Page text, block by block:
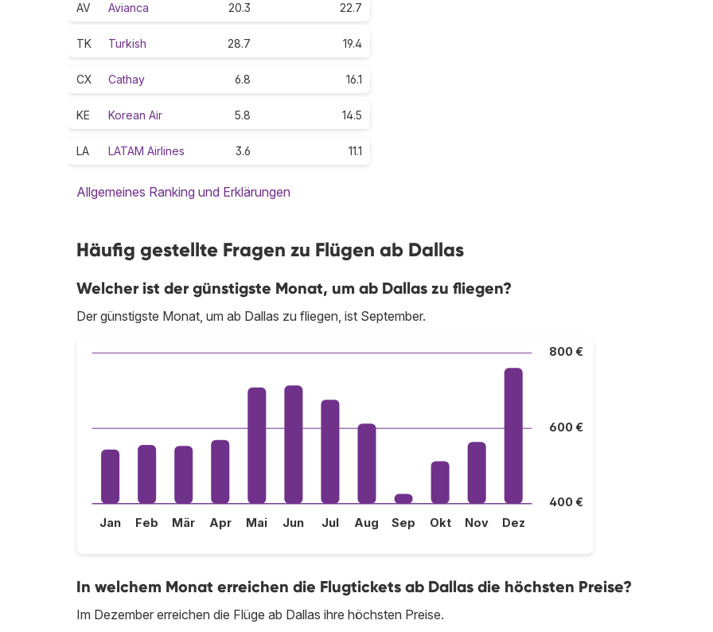
AV Avianca 20.3 22.7
TK Turkish 28.7 19.4
CX Cathay 6.8 16.1
KE Korean Air 5.8 14.5
LA LATAM Airlines 3.6 11.1
Allgemeines Ranking und Erklärungen
Häufig gestellte Fragen zu Flügen ab Dallas
Welcher ist der günstigste Monat, um ab Dallas zu fliegen?
Der günstigste Monat, um ab Dallas zu fliegen, ist September.
400 €
600 €
800 €
Jan Feb Mär Apr Mai Jun Jul Aug Sep Okt Nov Dez
In welchem Monat erreichen die Flugtickets ab Dallas die höchsten Preise?
Im Dezember erreichen die Flüge ab Dallas ihre höchsten Preise.